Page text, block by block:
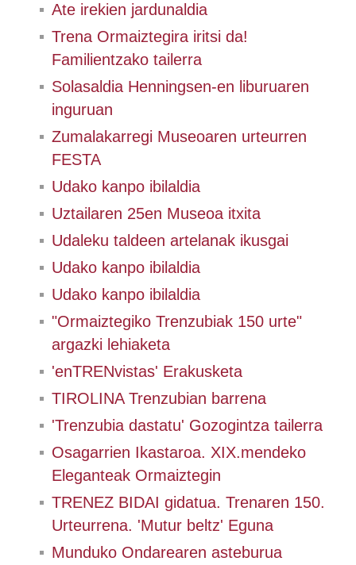
Ate irekien jardunaldia
Trena Ormaiztegira iritsi da!
Familientzako tailerra
Solasaldia Henningsen-en liburuaren
inguruan
Zumalakarregi Museoaren urteurren
FESTA
Udako kanpo ibilaldia
Uztailaren 25en Museoa itxita
Udaleku taldeen artelanak ikusgai
Udako kanpo ibilaldia
Udako kanpo ibilaldia
"Ormaiztegiko Trenzubiak 150 urte"
argazki lehiaketa
'enTRENvistas' Erakusketa
TIROLINA Trenzubian barrena
'Trenzubia dastatu' Gozogintza tailerra
Osagarrien Ikastaroa. XIX.mendeko
Eleganteak Ormaiztegin
TRENEZ BIDAI gidatua. Trenaren 150.
Urteurrena. 'Mutur beltz' Eguna
Munduko Ondarearen asteburua